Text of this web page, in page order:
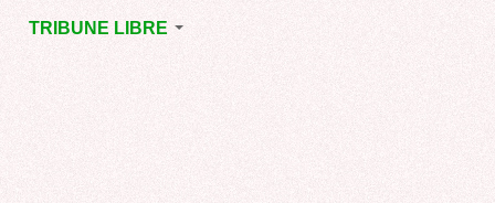
TRIBUNE LIBRE
POINT DE VUE